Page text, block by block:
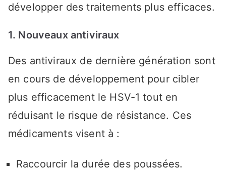
développer des traitements plus efficaces.
1. Nouveaux antiviraux
Des antiviraux de dernière génération sont
en cours de développement pour cibler
plus efficacement le HSV-1 tout en
réduisant le risque de résistance. Ces
médicaments visent à :
Raccourcir la durée des poussées.